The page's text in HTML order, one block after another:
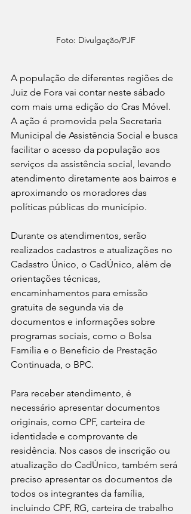
Foto: Divulgação/PJF
A população de diferentes regiões de
Juiz de Fora vai contar neste sábado
com mais uma edição do Cras Móvel.
A ação é promovida pela Secretaria
Municipal de Assistência Social e busca
facilitar o acesso da população aos
serviços da assistência social, levando
atendimento diretamente aos bairros e
aproximando os moradores das
políticas públicas do município.
Durante os atendimentos, serão
realizados cadastros e atualizações no
Cadastro Único, o CadÚnico, além de
orientações técnicas,
encaminhamentos para emissão
gratuita de segunda via de
documentos e informações sobre
programas sociais, como o Bolsa
Família e o Benefício de Prestação
Continuada, o BPC.
Para receber atendimento, é
necessário apresentar documentos
originais, como CPF, carteira de
identidade e comprovante de
residência. Nos casos de inscrição ou
atualização do CadÚnico, também será
preciso apresentar os documentos de
todos os integrantes da família,
incluindo CPF, RG, carteira de trabalho